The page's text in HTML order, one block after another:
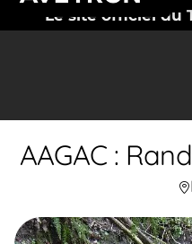
Le site officiel du
AAGAC :